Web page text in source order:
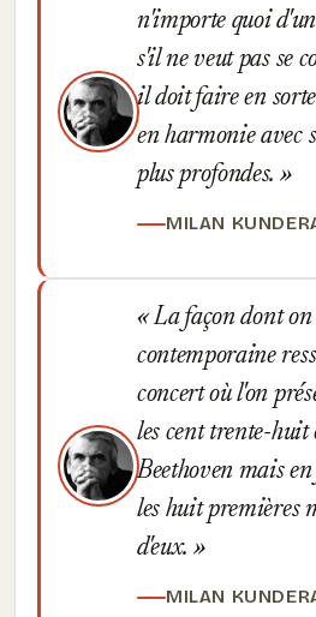
n'importe quoi
s'il ne veut pas se
il doit faire en
en harmonie avec
plus profondes.
MILAN
La façon dont
contemporaine
concert où l'on
les cent trente-huit
Beethoven mais
les huit premières
d'eux.
MILAN